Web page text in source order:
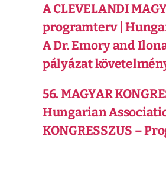
A CLEVELANDI
programterv |
A Dr. Emory and
pályázat
56. MAGYAR
Hungarian
KONGRESSZUS –